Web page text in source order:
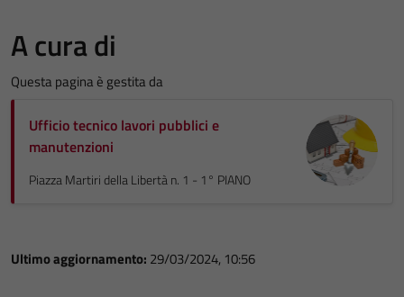
A cura di
Questa pagina è gestita da
Ufficio tecnico lavori pubblici e
manutenzioni
Piazza Martiri della Libertà n. 1 - 1° PIANO
Ultimo aggiornamento: 29/03/2024, 10:56